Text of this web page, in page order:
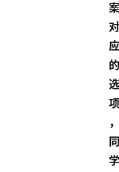
案
对
应
的
选
项
，
同
学